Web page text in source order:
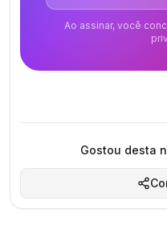
Ao assinar, você
Gostou desta